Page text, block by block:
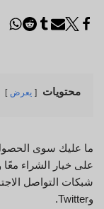
محتويات يعرض
على خيار الشراء معًا
وTwitter.